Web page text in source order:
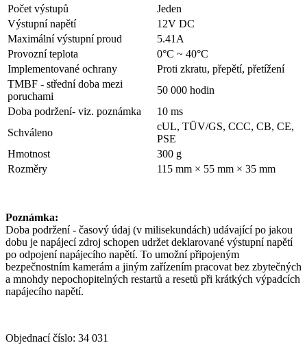
Počet výstupů
Jeden
Výstupní napětí
12V DC
Maximální výstupní proud
5.41A
Provozní teplota
0°C ~ 40°C
Implementované ochrany
Proti zkratu, přepětí, přetížení
TMBF - střední doba mezi
poruchami
50 000 hodin
Doba podržení- viz. poznámka
10 ms
Schváleno
cUL, TÜV/GS, CCC, CB, CE,
PSE
Hmotnost
300 g
Rozměry
115 mm × 55 mm × 35 mm
Poznámka:
Doba podržení - časový údaj (v milisekundách) udávající po jakou
dobu je napájecí zdroj schopen udržet deklarované výstupní napětí
po odpojení napájecího napětí. To umožní připojeným
bezpečnostním kamerám a jiným zařízením pracovat bez zbytečných
a mnohdy nepochopitelných restartů a resetů při krátkých výpadcích
napájecího napětí.
Objednací číslo: 34 031